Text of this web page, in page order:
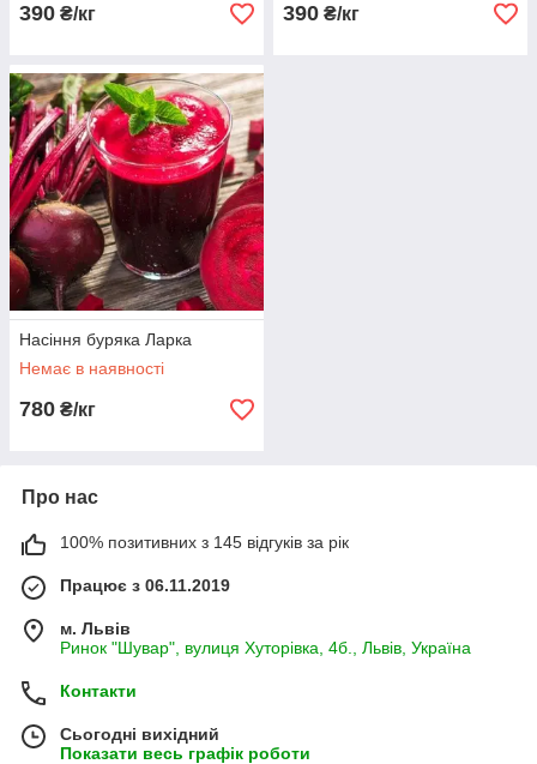
390 ₴/кг 390 ₴/кг
Насіння буряка Ларка
Немає в наявності
780 ₴/кг
Про нас
100% позитивних з 145 відгуків за рік
Працює з 06.11.2019
м. Львів
Ринок "Шувар", вулиця Хуторівка, 4б., Львів, Україна
Контакти
Сьогодні вихідний
Показати весь графік роботи